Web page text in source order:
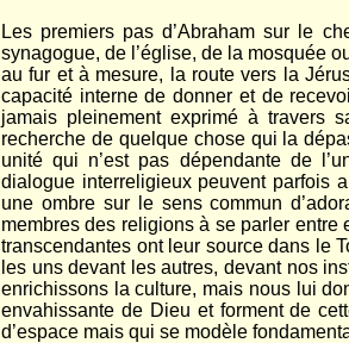
Les premiers pas d’Abraham sur le
synagogue, de l’église, de la mosquée
au fur et à mesure, la route vers la
capacité interne de donner et de
jamais pleinement exprimé à travers
recherche de quelque chose qui la
unité qui n’est pas dépendante de
dialogue interreligieux peuvent parfois
une ombre sur le sens commun
membres des religions à se parler entre
transcendantes ont leur source dans le
les uns devant les autres, devant nos
enrichissons la culture, mais nous lui
envahissante de Dieu et forment de
d’espace mais qui se modèle